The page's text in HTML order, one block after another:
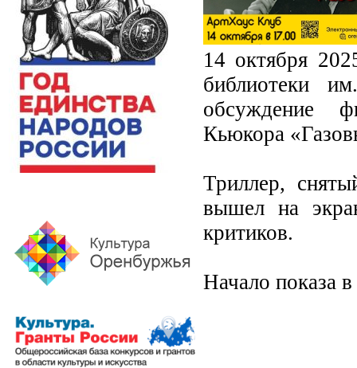
14 октября
библиотеки
обсуждение
Кьюкора
Триллер,
вышел на
критиков.
Начало показа